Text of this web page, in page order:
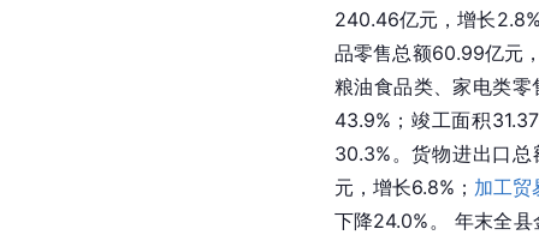
240.46亿元，增长
品零售总额60.99亿元
粮油食品类、家电类零
43.9%；竣工面积
30.3%。货物进出口
元，增长6.8%； 加工贸
下降24.0%。 年末全